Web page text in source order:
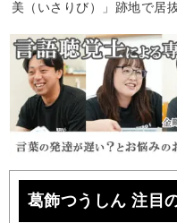
美（いさりび）」跡地で居
葛飾つうしん 注目